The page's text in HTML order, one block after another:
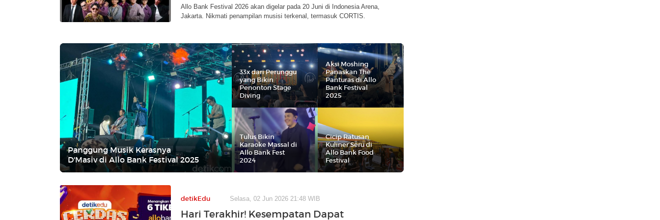
Allo Bank Festival 2026 akan digelar pada 20 Juni di Indonesia Arena,
Jakarta. Nikmati penampilan musisi terkenal, termasuk CORTIS.
Panggung Musik Kerasnya
D'Masiv di Allo Bank Festival 2025
33x dari Perunggu
yang Bikin
Penonton Stage
Diving
Aksi Moshing
Panaskan The
Panturas di Allo
Bank Festival
2025
Tulus Bikin
Karaoke Massal di
Allo Bank Fest
2024
Cicip Ratusan
Kuliner Seru di
Allo Bank Food
Festival
detikEdu Selasa, 02 Jun 2026 21:48 WIB
Hari Terakhir! Kesempatan Dapat